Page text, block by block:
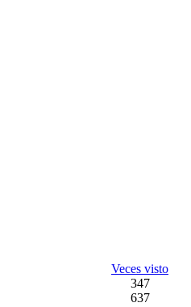
Veces visto
347
637